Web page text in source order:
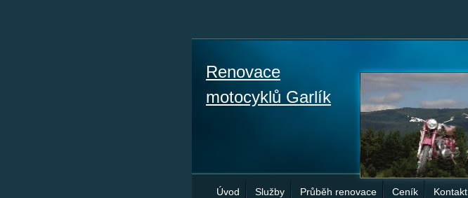
Renovace
motocyklů Garlík
Úvod Služby Průběh renovace Ceník Kontakt